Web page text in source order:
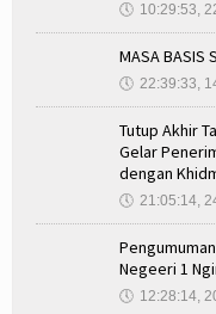
🕔 10:29:53,
MASA BASIS
🕔 22:39:33,
Tutup Akhir
Gelar
dengan
🕔 21:05:14,
Negeeri 1
🕔 12:28:14,